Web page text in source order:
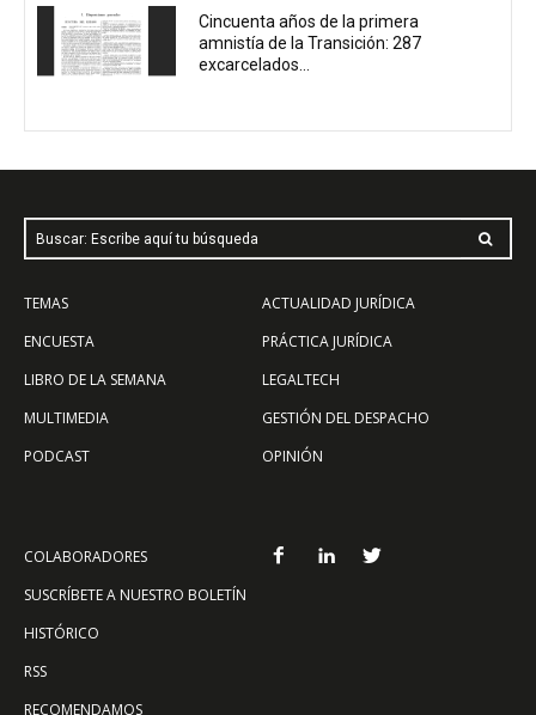
Cincuenta años de la primera
amnistía de la Transición: 287
excarcelados...
Buscar: Escribe aquí tu búsqueda
TEMAS
ENCUESTA
LIBRO DE LA SEMANA
MULTIMEDIA
PODCAST
ACTUALIDAD JURÍDICA
PRÁCTICA JURÍDICA
LEGALTECH
GESTIÓN DEL DESPACHO
OPINIÓN
COLABORADORES
SUSCRÍBETE A NUESTRO BOLETÍN
HISTÓRICO
RSS
RECOMENDAMOS